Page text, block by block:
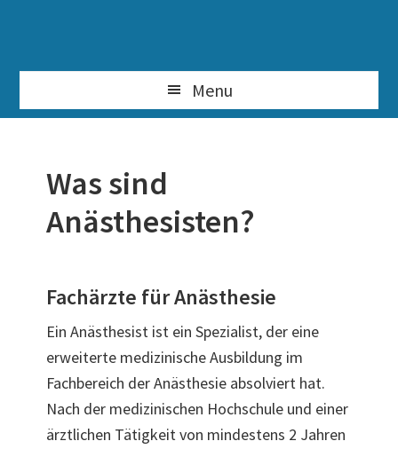
Menu
Was sind
Anästhesisten?
Fachärzte für Anästhesie
Ein Anästhesist ist ein Spezialist, der eine
erweiterte medizinische Ausbildung im
Fachbereich der Anästhesie absolviert hat.
Nach der medizinischen Hochschule und einer
ärztlichen Tätigkeit von mindestens 2 Jahren